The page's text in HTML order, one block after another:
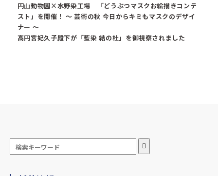
円山動物園×水野染工場 「どうぶつマスクお絵描きコンテ
スト」を開催！ ～ 芸術の秋 今日からキミもマスクのデザイ
ナー ～
高円宮妃久子殿下が「藍染 結の杜」を御視察されました